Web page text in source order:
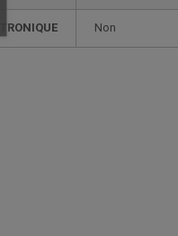
non